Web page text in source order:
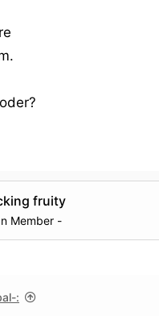
fruity
Member -
: